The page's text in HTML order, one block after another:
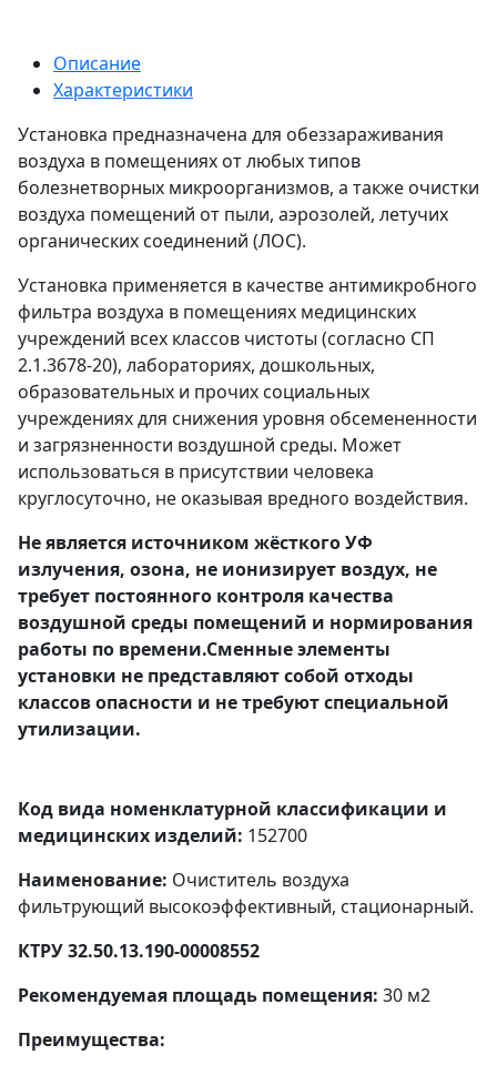
Описание
Характеристики
Установка предназначена для обеззараживания
воздуха в помещениях от любых типов
болезнетворных микроорганизмов, а также очистки
воздуха помещений от пыли, аэрозолей, летучих
органических соединений (ЛОС).
Установка применяется в качестве антимикробного
фильтра воздуха в помещениях медицинских
учреждений всех классов чистоты (согласно СП
2.1.3678-20), лабораториях, дошкольных,
образовательных и прочих социальных
учреждениях для снижения уровня обсемененности
и загрязненности воздушной среды. Может
использоваться в присутствии человека
круглосуточно, не оказывая вредного воздействия.
Не является источником жёсткого УФ
излучения, озона, не ионизирует воздух, не
требует постоянного контроля качества
воздушной среды помещений и нормирования
работы по времени.Сменные элементы
установки не представляют собой отходы
классов опасности и не требуют специальной
утилизации.
Код вида номенклатурной классификации и
медицинских изделий: 152700
Наименование: Очиститель воздуха
фильтрующий высокоэффективный, стационарный.
КТРУ 32.50.13.190-00008552
Рекомендуемая площадь помещения: 30 м2
Преимущества: